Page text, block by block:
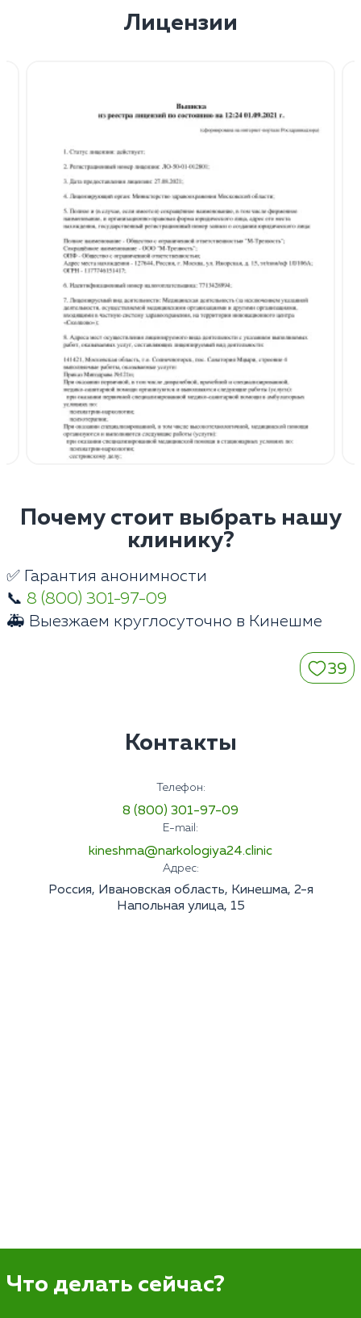
Лицензии
Почему стоит выбрать нашу
клинику?
✅ Гарантия анонимности
📞 8 (800) 301-97-09
🚑 Выезжаем круглосуточно в Кинешме
39
Контакты
Телефон:
8 (800) 301-97-09
E-mail:
kineshma@narkologiya24.clinic
Адрес:
Россия, Ивановская область, Кинешма, 2-я
Напольная улица, 15
Что делать сейчас?